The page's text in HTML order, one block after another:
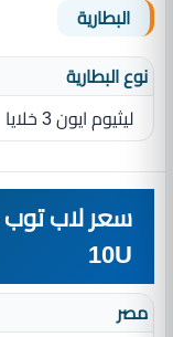
البطارية
نوع البطارية‏
ليثيوم ايون 3 خلايا
10U
مصر